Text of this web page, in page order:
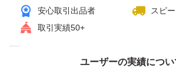
安心取引出品者
スピ
取引実績50+
ユーザーの実績につい
価格の相談